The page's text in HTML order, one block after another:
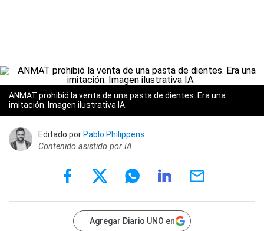
ANMAT prohibió la venta de una pasta de dientes. Era una
imitación. Imagen ilustrativa IA.
Editado porPablo Philippens
Contenido asistido por IA
Agregar Diario UNO en